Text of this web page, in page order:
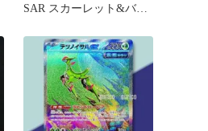
SAR スカーレット&バイ